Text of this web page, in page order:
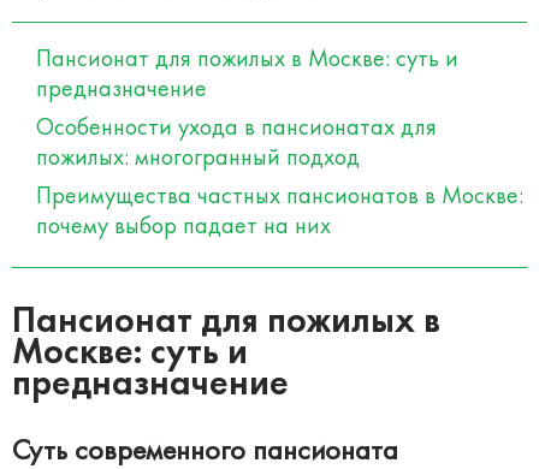
Пансионат для пожилых в Москве: суть и
предназначение
Особенности ухода в пансионатах для
пожилых: многогранный подход
Преимущества частных пансионатов в Москве:
почему выбор падает на них
Пансионат для пожилых в
Москве: суть и
предназначение
Суть современного пансионата